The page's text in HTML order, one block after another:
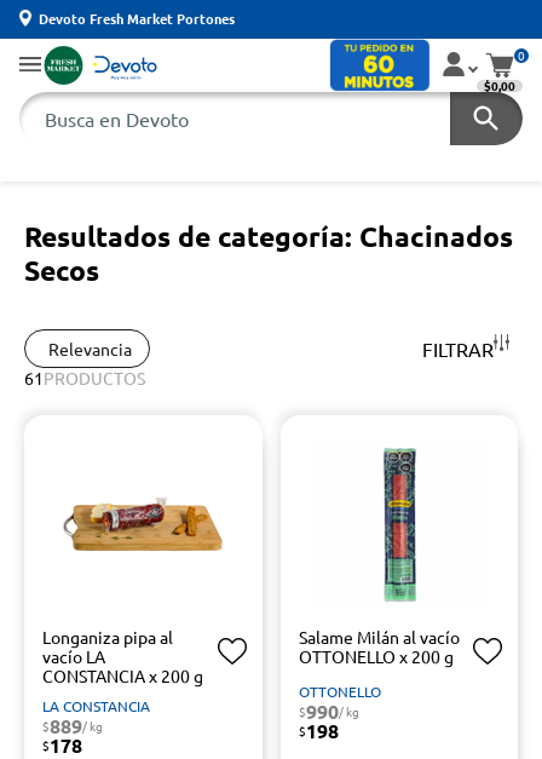
Devoto Fresh Market Portones
0
$0,00
Resultados de categoría: Chacinados
Secos
Relevancia FILTRAR
61PRODUCTOS
Longaniza pipa al
vacío LA
CONSTANCIA x 200 g
LA CONSTANCIA
$889/ kg
$178
Salame Milán al vacío
OTTONELLO x 200 g
OTTONELLO
$990/ kg
$198